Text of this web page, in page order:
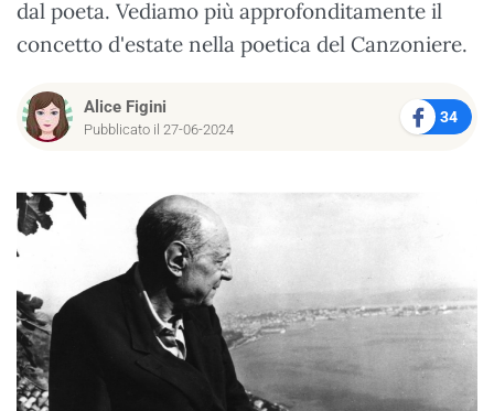
dal poeta. Vediamo più approfonditamente il
concetto d'estate nella poetica del Canzoniere.
Alice Figini
Pubblicato il 27-06-2024
34